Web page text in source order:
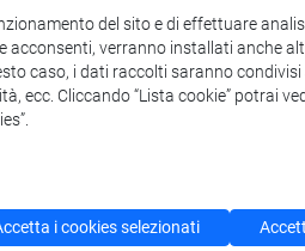
del sito e di effettuare
acconsenti, verranno installati anche
caso, i dati raccolti saranno
ecc. Cliccando “Lista cookie” potrai
i cookies selezionati